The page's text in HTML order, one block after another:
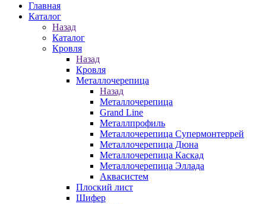
Главная
Каталог
Назад
Каталог
Кровля
Назад
Кровля
Металлочерепица
Назад
Металлочерепица
Grand Line
Металлпрофиль
Металлочерепица Супермонтеррей
Металлочерепица Дюна
Металлочерепица Каскад
Металлочерепица Эллада
Аквасистем
Плоский лист
Шифер